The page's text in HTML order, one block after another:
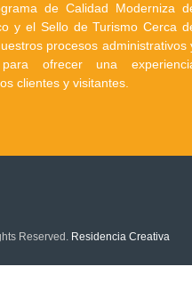
de Calidad Moderniza
y el Sello de Turismo Cerca
procesos administrativos
ofrecer una
clientes y visitantes.
Reserved. Residencia Creativa